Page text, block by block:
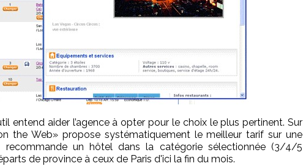
entend aider l’agence à opter pour le choix le plus pertinent. Sur
the Web» propose systématiquement le meilleur tarif sur une
recommande un hôtel dans la catégorie sélectionnée (3/4/5
de province à ceux de Paris d'ici la fin du mois.